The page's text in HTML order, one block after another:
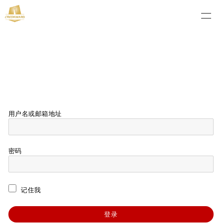
用户名或邮箱地址
密码
记住我